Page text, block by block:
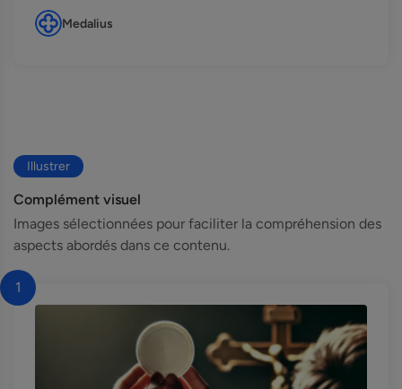
Medalius
Illustrer
Complément visuel
Images sélectionnées pour faciliter la compréhension des
aspects abordés dans ce contenu.
1